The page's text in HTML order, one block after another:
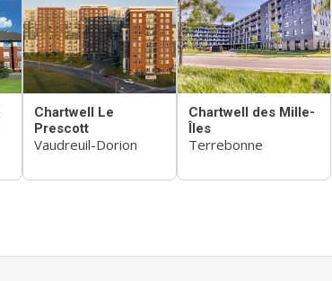
Chartwell Le
Prescott
Vaudreuil-Dorion
Chartwell des Mille-
Îles
Terrebonne